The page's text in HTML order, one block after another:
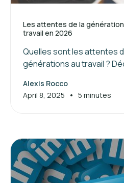
Les attentes de la
travail en 2026
Quelles sont les attentes
générations au travail ?
manager ces jeunes talents.
Alexis Rocco
April 8, 2025
• 5 minutes